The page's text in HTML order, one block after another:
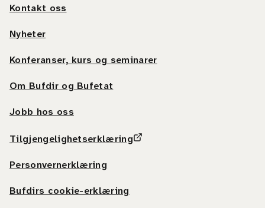
Kontakt oss
Nyheter
Konferanser, kurs og seminarer
Om Bufdir og Bufetat
Jobb hos oss
Tilgjengelighetserklæring
Personvernerklæring
Bufdirs cookie-erklæring